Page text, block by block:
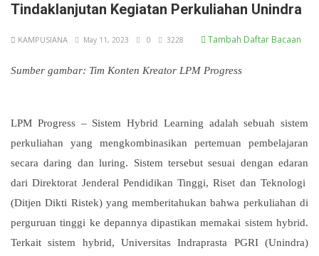
Tindaklanjutan Kegiatan Perkuliahan Unindra
KAMPUSIANA May 11, 2023 0 3228 Tambah Daftar Bacaan
Sumber gambar: Tim Konten Kreator LPM Progress
LPM Progress – Sistem Hybrid Learning adalah sebuah sistem
perkuliahan yang mengkombinasikan pertemuan pembelajaran
secara daring dan luring. Sistem tersebut sesuai dengan edaran
dari Direktorat Jenderal Pendidikan Tinggi, Riset dan Teknologi
(Ditjen Dikti Ristek) yang memberitahukan bahwa perkuliahan di
perguruan tinggi ke depannya dipastikan memakai sistem hybrid.
Terkait sistem hybrid, Universitas Indraprasta PGRI (Unindra)